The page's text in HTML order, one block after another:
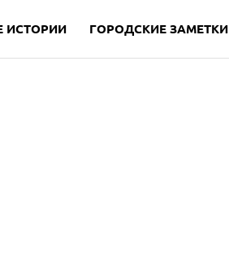
ИСТОРИИ ГОРОДСКИЕ ЗАМЕТКИ